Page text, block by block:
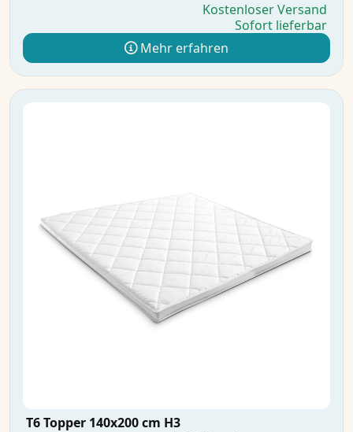
Kostenloser Versand
Sofort lieferbar
Mehr erfahren
T6 Topper 140x200 cm H3